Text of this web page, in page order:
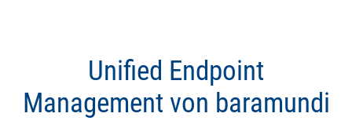
Unified Endpoint
Management von baramundi